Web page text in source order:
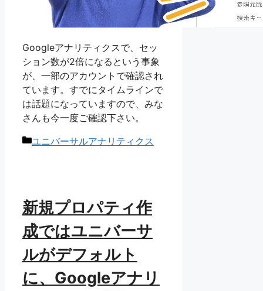
Googleアナリティクスで、セッ
ション数が2倍になるという事象
が、一部のアカウントで確認され
ています。すでにタイムラインで
は話題になっていますので、みな
さんも今一度ご確認下さい。
カ
ユニバーサルアナリティクス
新規プロパティ作
成ではユニバーサ
ルがデフォルト
に、Googleアナリ